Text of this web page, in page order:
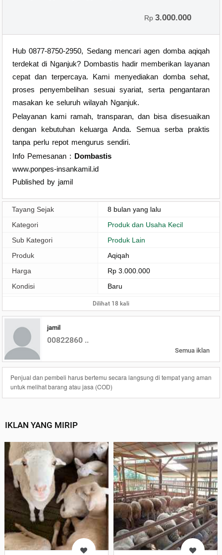
Rp3.000.000
Hub 0877-8750-2950, Sedang mencari agen domba aqiqah
terdekat di Nganjuk? Dombastis hadir memberikan layanan
cepat dan terpercaya. Kami menyediakan domba sehat,
proses penyembelihan sesuai syariat, serta pengantaran
masakan ke seluruh wilayah Nganjuk.
Pelayanan kami ramah, transparan, dan bisa disesuaikan
dengan kebutuhan keluarga Anda. Semua serba praktis
tanpa perlu repot mengurus sendiri.
Info Pemesanan : Dombastis
www.ponpes-insankamil.id
Published by jamil
Tayang Sejak
8 bulan yang lalu
Kategori
Produk dan Usaha Kecil
Sub Kategori
Produk Lain
Produk
Aqiqah
Harga
Rp 3.000.000
Kondisi
Baru
Dilihat 18 kali
jamil
00822860 ..
Semua iklan
Penjual dan pembeli harus bertemu secara langsung di tempat yang aman
untuk melihat barang atau jasa (COD)
IKLAN YANG MIRIP